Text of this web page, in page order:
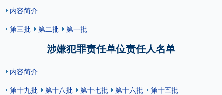
内容简介
第三批
第二批 第一批
涉嫌犯罪责任单位责任人名单
内容简介
第十九批
第十八批 第十七批 第十六批
第十五批